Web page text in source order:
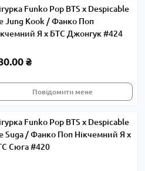
Funko Pop BTS x Despicable
Jung Kook / Фанко Поп
Я x БТС Джонгук #424
₴
Повідомити мене
Funko Pop BTS x Despicable
Suga / Фанко Поп Нікчемний Я x
Сюга #420